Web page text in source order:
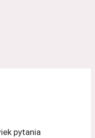
pytania